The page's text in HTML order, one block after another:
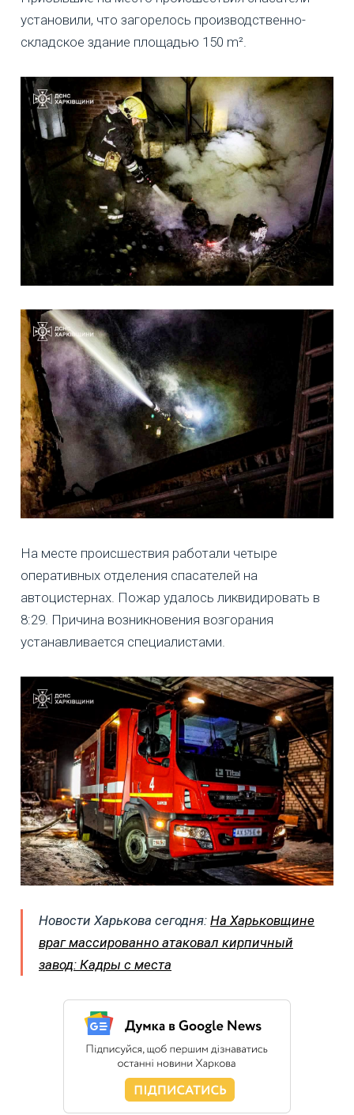
установили, что загорелось производственно-
складское здание площадью 150 m².
На месте происшествия работали четыре
оперативных отделения спасателей на
автоцистернах. Пожар удалось ликвидировать в
8:29. Причина возникновения возгорания
устанавливается специалистами.
Новости Харькова сегодня: На Харьковщине
враг массированно атаковал кирпичный
завод: Кадры с места